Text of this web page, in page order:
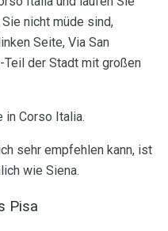
nicht müde sind,
Seite, Via San
der Stadt mit großen
in Corso Italia.
sehr empfehlen kann, ist
wie Siena.
Pisa